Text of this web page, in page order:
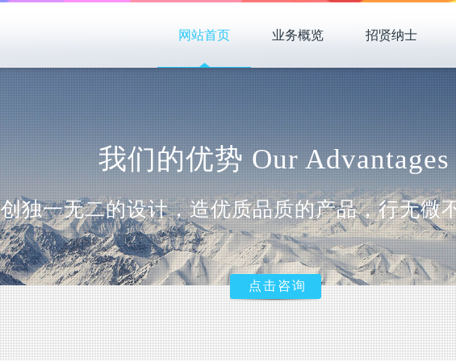
网站首页 业务概览 招贤纳士
我们的优势 Our Advantages
创独一无二的设计，造优质品质的产品，行无微
点击咨询